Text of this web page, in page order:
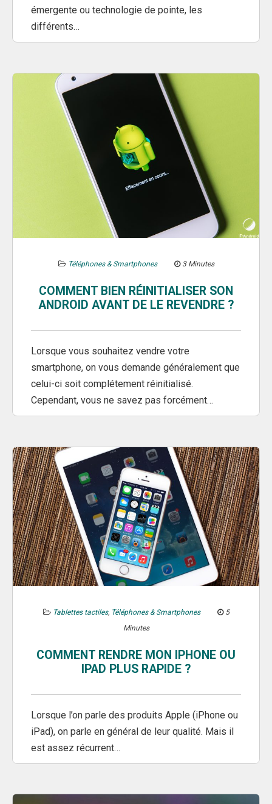
émergente ou technologie de pointe, les
différents…
Téléphones & Smartphones 3 Minutes
COMMENT BIEN RÉINITIALISER SON
ANDROID AVANT DE LE REVENDRE ?
Lorsque vous souhaitez vendre votre
smartphone, on vous demande généralement que
celui-ci soit complétement réinitialisé.
Cependant, vous ne savez pas forcément…
Tablettes tactiles, Téléphones & Smartphones
5
Minutes
COMMENT RENDRE MON IPHONE OU
IPAD PLUS RAPIDE ?
Lorsque l’on parle des produits Apple (iPhone ou
iPad), on parle en général de leur qualité. Mais il
est assez récurrent…